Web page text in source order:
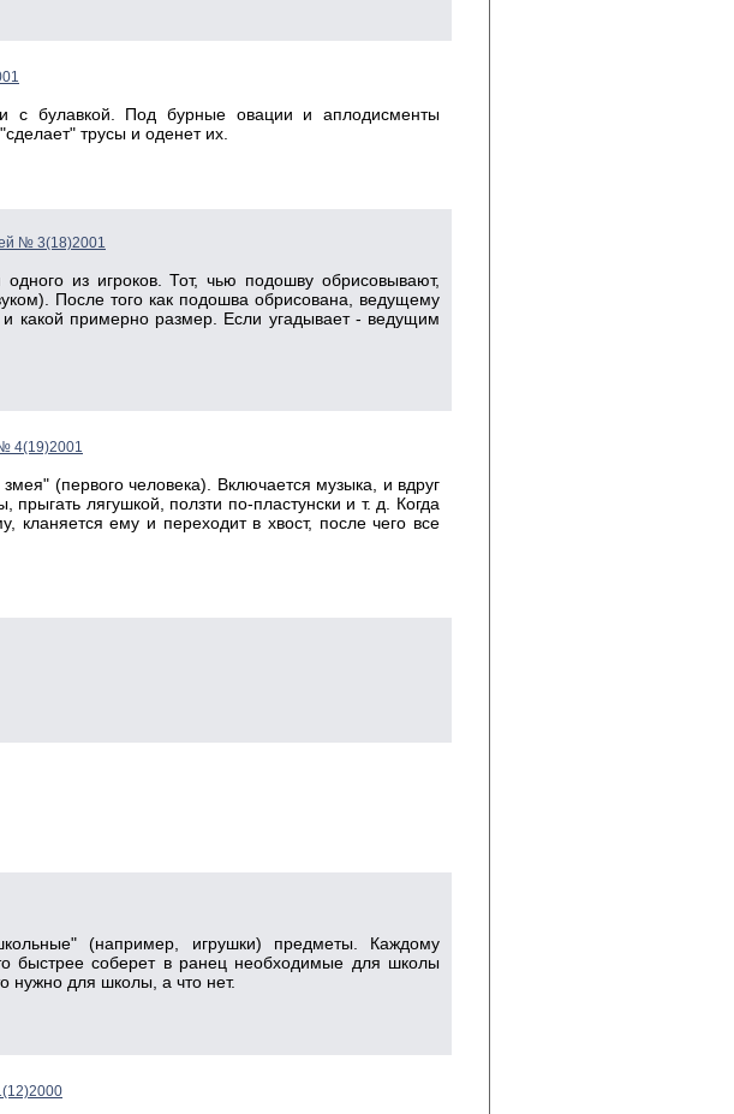
с булавкой. Под бурные овации и аплодисменты
трусы и оденет их.
№ 3(18)2001
из игроков. Тот, чью подошву обрисовывают,
После того как подошва обрисована, ведущему
какой примерно размер. Если угадывает - ведущим
4(19)2001
(первого человека). Включается музыка, и вдруг
лягушкой, ползти по-пластунски и т. д. Когда
кланяется ему и переходит в хвост, после чего все
(например, игрушки) предметы. Каждому
быстрее соберет в ранец необходимые для школы
нужно для школы, а что нет.